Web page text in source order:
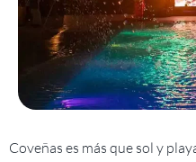
Coveñas es más que sol y